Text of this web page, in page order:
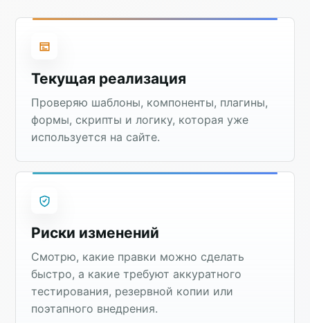
Текущая реализация
Проверяю шаблоны, компоненты, плагины,
формы, скрипты и логику, которая уже
используется на сайте.
Риски изменений
Смотрю, какие правки можно сделать
быстро, а какие требуют аккуратного
тестирования, резервной копии или
поэтапного внедрения.